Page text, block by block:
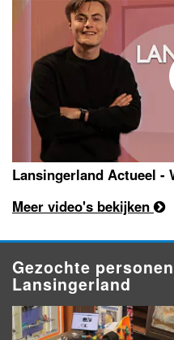
Lansingerland Actueel -
Meer video's bekijken
Gezochte
Lansingerland